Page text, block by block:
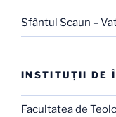
Sfântul Scaun –
INSTITUŢII DE
Facultatea de